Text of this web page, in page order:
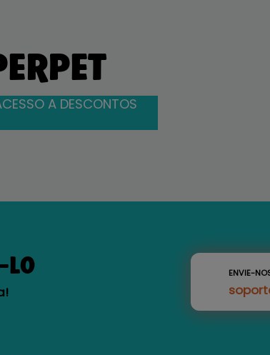
A DESCONTOS
LO ENVIE-